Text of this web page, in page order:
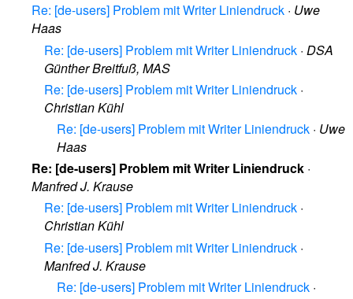
Re: [de-users] Problem mit Writer Liniendruck · Uwe
Haas
Re: [de-users] Problem mit Writer Liniendruck · DSA
Günther Breitfuß, MAS
Re: [de-users] Problem mit Writer Liniendruck ·
Christian Kühl
Re: [de-users] Problem mit Writer Liniendruck · Uwe
Haas
Re: [de-users] Problem mit Writer Liniendruck ·
Manfred J. Krause
Re: [de-users] Problem mit Writer Liniendruck ·
Christian Kühl
Re: [de-users] Problem mit Writer Liniendruck ·
Manfred J. Krause
Re: [de-users] Problem mit Writer Liniendruck ·